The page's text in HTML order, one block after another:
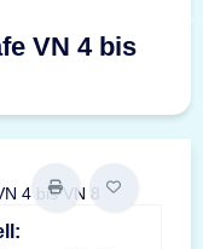
VN 4 bis